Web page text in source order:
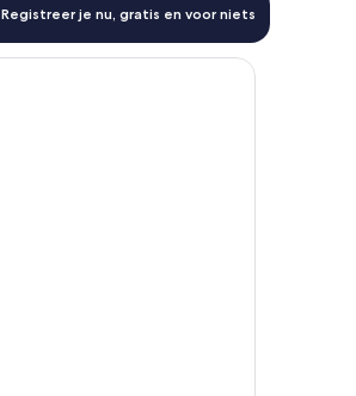
Registreer je nu, gratis en voor niets